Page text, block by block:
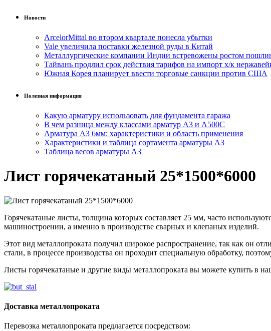
Новости
ArcelorMittal во втором квартале понесла убытки
Vale увеличила поставки железной руды в Китай
Металлургические компании Индии встревожены ростом
Тайвань продлил срок действия тарифов на импорт х/к
Южная Корея планирует ввести торговые санкции против США
Полезная информация
Какую арматуру использовать для фундамента гаража
В чем разница между классами арматур А3 и А500С
Арматура А3 6мм: характеристики и область применения
Характеристики и таблица сортамента арматуры А3
Таблица весов арматуры А3
Лист горячекатаный 25*1500*6000
Горячекатаные листы, толщина которых составляет 25 мм, часто
машиностроении, а именно в производстве сварных и клепаных изделий.
Этот вид металлопроката получил широкое распространение, так как он
стали, в процессе производства он проходит специальную обработку,
Листы горячекатаные и другие виды металлопроката вы можете купить в
Доставка металлопроката
Перевозка металлопроката предлагается посредством: